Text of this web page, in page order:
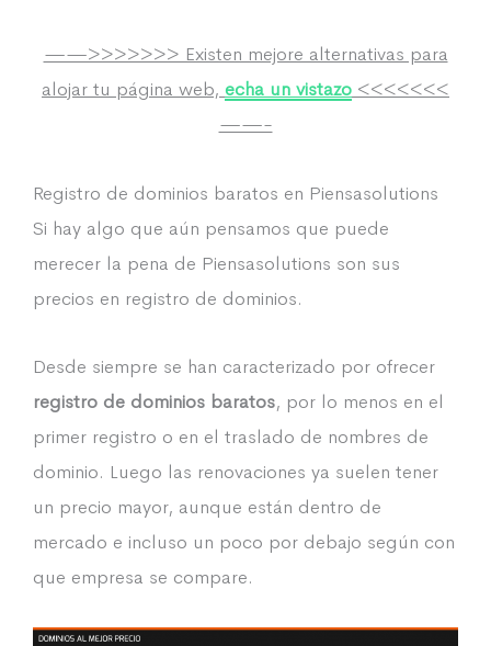
——>>>>>>> Existen mejore alternativas para
alojar tu página web, echa un vistazo <<<<<<<
——-
Registro de dominios baratos en Piensasolutions
Si hay algo que aún pensamos que puede
merecer la pena de Piensasolutions son sus
precios en registro de dominios.
Desde siempre se han caracterizado por ofrecer
registro de dominios baratos, por lo menos en el
primer registro o en el traslado de nombres de
dominio. Luego las renovaciones ya suelen tener
un precio mayor, aunque están dentro de
mercado e incluso un poco por debajo según con
que empresa se compare.